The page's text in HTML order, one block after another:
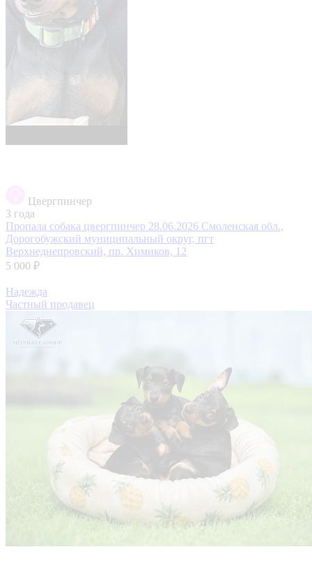
Цвергпинчер
3 года
Пропала собака цвергпинчер 28.06.2026 Смоленская обл.,
Дорогобужский муниципальный округ, пгт
Верхнеднепровский, пр. Химиков, 12
5 000 ₽
Надежда
Частный продавец